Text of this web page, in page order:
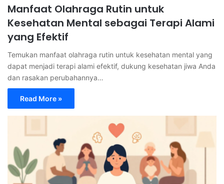
Manfaat Olahraga Rutin untuk
Kesehatan Mental sebagai Terapi Alami
yang Efektif
Temukan manfaat olahraga rutin untuk kesehatan mental yang
dapat menjadi terapi alami efektif, dukung kesehatan jiwa Anda
dan rasakan perubahannya…
Read More »